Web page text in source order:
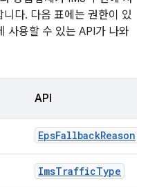
다. 다음 표에는 권한이 있
사용할 수 있는 API가 나와
API
EpsFallbackReason
ImsTrafficType